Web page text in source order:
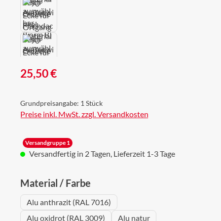
Regulärer Preis:
25,50 €
Grundpreisangabe: 1 Stück
Preise inkl. MwSt. zzgl. Versandkosten
Versandgruppe 1
Versandfertig in 2 Tagen, Lieferzeit 1-3 Tage
Material / Farbe
Alu anthrazit (RAL 7016)
Alu oxidrot (RAL 3009)
Alu natur